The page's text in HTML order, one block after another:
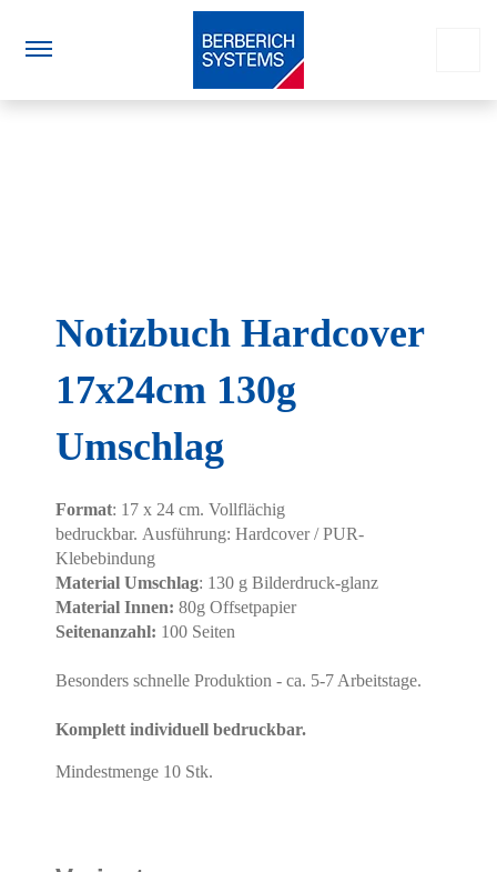
Notizbuch Hardcover
17x24cm 130g
Umschlag
Format: 17 x 24 cm. Vollflächig
bedruckbar. Ausführung: Hardcover / PUR-
Klebebindung
Material Umschlag: 130 g Bilderdruck-glanz
Material Innen: 80g Offsetpapier
Seitenanzahl: 100 Seiten
Besonders schnelle Produktion - ca. 5-7 Arbeitstage.
Komplett individuell bedruckbar.
Mindestmenge 10 Stk.